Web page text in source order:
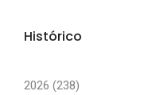
Histórico
2026 (238)